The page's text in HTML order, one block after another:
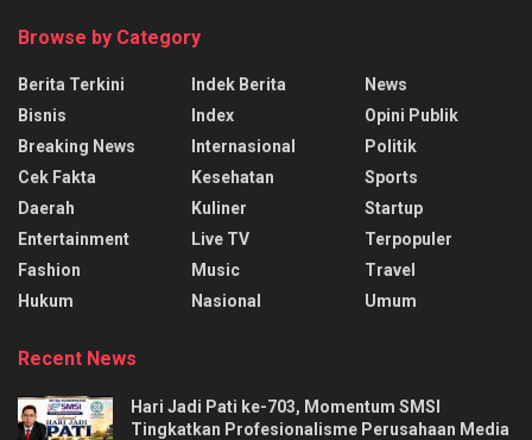
Browse by Category
Berita Terkini
Bisnis
Breaking News
Cek Fakta
Daerah
Entertainment
Fashion
Hukum
Indek Berita
Index
Internasional
Kesehatan
Kuliner
Live TV
Music
Nasional
News
Opini Publik
Politik
Sports
Startup
Terpopuler
Travel
Umum
Recent News
Hari Jadi Pati ke-703, Momentum SMSI
Tingkatkan Profesionalisme Perusahaan Media